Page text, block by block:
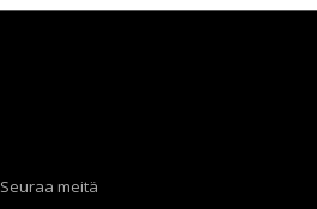
Seuraa meitä